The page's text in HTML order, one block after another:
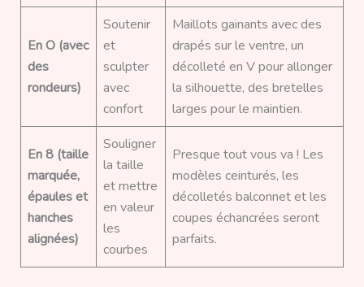
En O (avec
des
rondeurs)
Soutenir
et
sculpter
avec
confort
Maillots gainants avec des
drapés sur le ventre, un
décolleté en V pour allonger
la silhouette, des bretelles
larges pour le maintien.
En 8 (taille
marquée,
épaules et
hanches
alignées)
Souligner
la taille
et mettre
en valeur
les
courbes
Presque tout vous va ! Les
modèles ceinturés, les
décolletés balconnet et les
coupes échancrées seront
parfaits.